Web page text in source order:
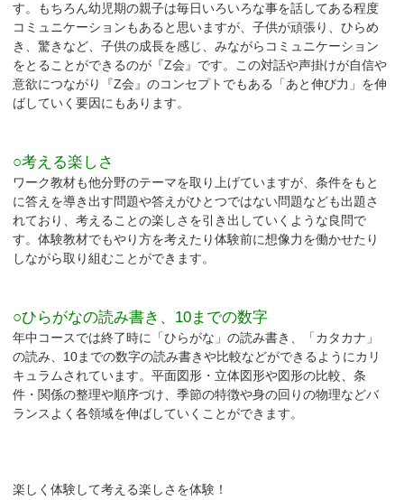
す。もちろん幼児期の親子は毎日いろいろな事を話してある程度
コミュニケーションもあると思いますが、子供が頑張り、ひらめ
き、驚きなど、子供の成長を感じ、みながらコミュニケーション
をとることができるのが『Z会』です。この対話や声掛けが自信や
意欲につながり『Z会』のコンセプトでもある「あと伸び力」を伸
ばしていく要因にもあります。
○考える楽しさ
ワーク教材も他分野のテーマを取り上げていますが、条件をもと
に答えを導き出す問題や答えがひとつではない問題なども出題さ
れており、考えることの楽しさを引き出していくような良問で
す。体験教材でもやり方を考えたり体験前に想像力を働かせたり
しながら取り組むことができます。
○ひらがなの読み書き、10までの数字
年中コースでは終了時に「ひらがな」の読み書き、「カタカナ」
の読み、10までの数字の読み書きや比較などができるようにカリ
キュラムされています。平面図形・立体図形や図形の比較、条
件・関係の整理や順序づけ、季節の特徴や身の回りの物理などバ
ランスよく各領域を伸ばしていくことができます。
楽しく体験して考える楽しさを体験！